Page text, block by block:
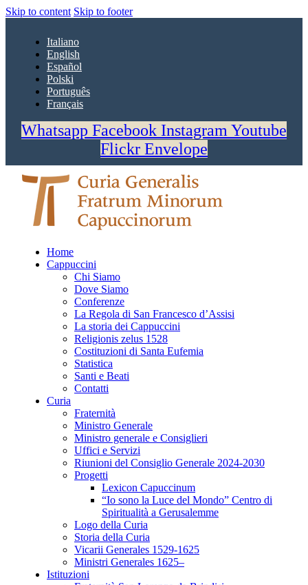
Skip to content Skip to footer
Italiano
English
Español
Polski
Português
Français
Whatsapp Facebook Instagram Youtube
Flickr Envelope
Home
Cappuccini
Chi Siamo
Dove Siamo
Conferenze
La Regola di San Francesco d’Assisi
La storia dei Cappuccini
Religionis zelus 1528
Costituzioni di Santa Eufemia
Statistica
Santi e Beati
Contatti
Curia
Fraternità
Ministro Generale
Ministro generale e Consiglieri
Uffici e Servizi
Riunioni del Consiglio Generale 2024-2030
Progetti
Lexicon Capuccinum
“Io sono la Luce del Mondo” Centro di
Spiritualità a Gerusalemme
Logo della Curia
Storia della Curia
Vicarii Generales 1529-1625
Ministri Generales 1625–
Istituzioni